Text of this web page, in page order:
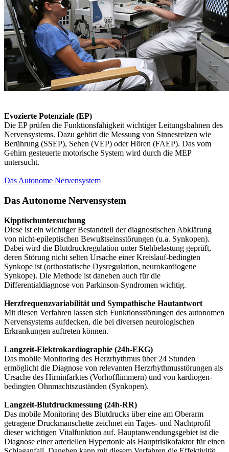
Evozierte Potenziale (EP)
Die EP prüfen die Funktionsfähigkeit wichtiger Leitungsbahnen des
Nervensystems. Dazu gehört die Messung von Sinnesreizen wie
Berührung (SSEP), Sehen (VEP) oder Hören (FAEP). Das vom
Gehirn gesteuerte motorische System wird durch die MEP
untersucht.
Das Autonome Nervensystem
Das Autonome Nervensystem
Kipptischuntersuchung
Diese ist ein wichtiger Bestandteil der diagnostischen Abklärung
von nicht-epileptischen Bewußtseinsstörungen (u.a. Synkopen).
Dabei wird die Blutdruckregulation unter Stehbelastung geprüft,
deren Störung nicht selten Ursache einer Kreislauf-bedingten
Synkope ist (orthostatische Dysregulation, neurokardiogene
Synkope). Die Methode ist daneben auch für die
Differentialdiagnose von Parkinson-Syndromen wichtig.
Herzfrequenzvariabilität und Sympathische Hautantwort
Mit diesen Verfahren lassen sich Funktionsstörungen des autonomen
Nervensystems aufdecken, die bei diversen neurologischen
Erkrankungen auftreten können.
Langzeit-Elektrokardiographie (24h-EKG)
Das mobile Monitoring des Herzrhythmus über 24 Stunden
ermöglicht die Diagnose von relevanten Herzrhythmusstörungen als
Ursache des Hirninfarktes (Vorhofflimmern) und von kardiogen-
bedingten Ohnmachtszuständen (Synkopen).
Langzeit-Blutdruckmessung (24h-RR)
Das mobile Monitoring des Blutdrucks über eine am Oberarm
getragene Druckmanschette zeichnet ein Tages- und Nachtprofil
dieser wichtigen Vitalfunktion auf. Hauptanwendungsgebiet ist die
Diagnose einer arteriellen Hypertonie als Hauptrisikofaktor für einen